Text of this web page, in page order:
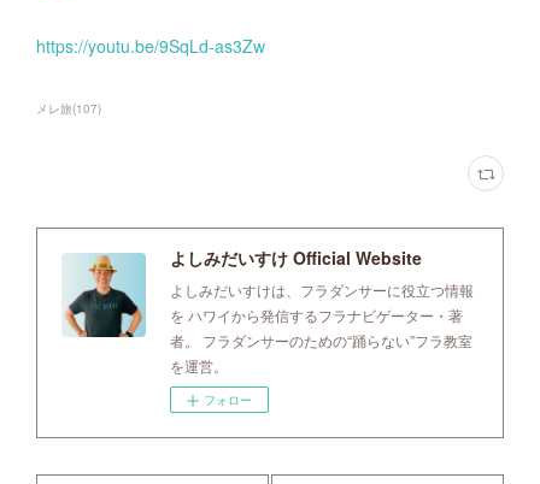
https://youtu.be/9SqLd-as3Zw
メレ旅(107)
よしみだいすけ Official Website
よしみだいすけは、フラダンサーに役立つ情報
を ハワイから発信するフラナビゲーター・著
者。 フラダンサーのための“踊らない”フラ教室
を運営。
フォロー